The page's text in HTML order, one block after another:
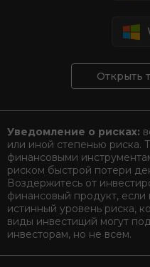
Открыть
Уведомление о рисках:
или иной степенью риска.
финансовыми
риском быстрой потери
Воздержитесь от
финансовый продукт,
истинный уровень риска,
виды инвестиций могут
инвесторам, но не всем.